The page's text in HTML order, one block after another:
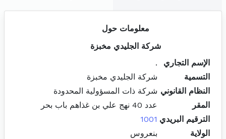
معلومات حول
شركة الجليدي مخبزة
الإسم التجاري
.
التسمية
شركة الجليدي مخبزة
النظام القانوني شركة ذات المسؤولية المحدودة
المقر
عدد 40 نهج علي بن غذاهم باب بحر
الترقيم البريدي 1001
الولاية
بنعروس